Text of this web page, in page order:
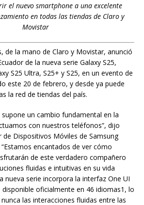
el nuevo smartphone a una excelente
en todas las tiendas de Claro y
Movistar
de la mano de Claro y Movistar, anunció
de la nueva serie Galaxy S25,
S25 Ultra, S25+ y S25, en un evento de
este 20 de febrero, y desde ya puede
la red de tiendas del país.
supone un cambio fundamental en la
con nuestros teléfonos”, dijo
de Dispositivos Móviles de Samsung
encantados de ver cómo
de este verdadero compañero
fluidas e intuitivas en su vida
nueva serie incorpora la interfaz One UI
disponible oficialmente en 46 idiomas1, lo
las interacciones fluidas entre las